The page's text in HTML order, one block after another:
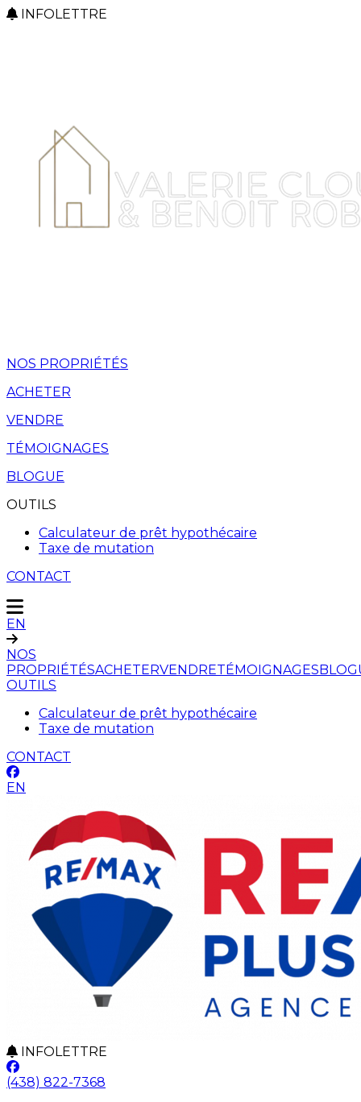
INFOLETTRE
NOS PROPRIÉTÉS
ACHETER
VENDRE
TÉMOIGNAGES
BLOGUE
OUTILS
Calculateur de prêt hypothécaire
Taxe de mutation
CONTACT
EN
NOS
PROPRIÉTÉSACHETERVENDRETÉMOIGNAGES
OUTILS
Calculateur de prêt hypothécaire
Taxe de mutation
CONTACT
EN
INFOLETTRE
(438) 822-7368